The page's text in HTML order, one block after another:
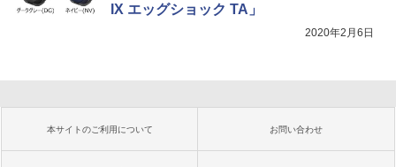
IX エッグショック TA」
2020年2月6日
本サイトのご利用について お問い合わせ